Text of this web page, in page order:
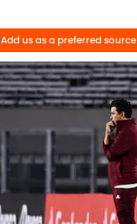
Add us as a preferred source